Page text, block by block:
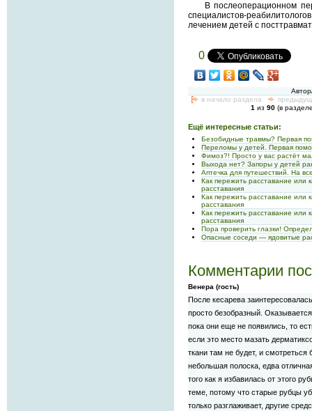
В послеоперационном
специалистов-
лечением детей с
0
[<- в начало раздела <-
1 из 90(в
Ещё интересные статьи:
Безобидные травмы? Первая
Переломы у детей. Первая
Фимоз?! Просто у вас растёт
Выхода нет? Запоры у детей
Аптечка для путешествий. На
Как пережить расставание или
расставания
Как пережить расставание или
расставания
Как пережить расставание или
расставания
Пора проверить глазки!
Опасные соседи — ядовитые
Комментарии
Венера (гость)
После кесарева
просто безобразный.
пока они еще не появились, то
если это место мазать
ткани там не будет, и смотреться
небольшая полоска, едва
того как я избавилась от этого
теме, потому что старые рубцы
только разглаживает, другие